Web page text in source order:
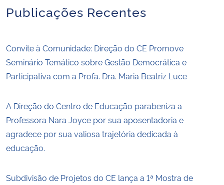
Publicações Recentes
Convite à Comunidade: Direção do CE Promove
Seminário Temático sobre Gestão Democrática e
Participativa com a Profa. Dra. Maria Beatriz Luce
A Direção do Centro de Educação parabeniza a
Professora Nara Joyce por sua aposentadoria e
agradece por sua valiosa trajetória dedicada à
educação.
Subdivisão de Projetos do CE lança a 1ª Mostra de